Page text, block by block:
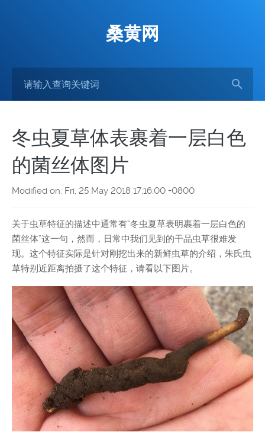
桑黄网
冬虫夏草体表裹着一层白色
的菌丝体图片
Modified on: Fri, 25 May 2018 17:16:00 +0800
关于虫草特征的描述中通常有“冬虫夏草表明裹着一层白色的
菌丝体”这一句，然而，日常中我们见到的干品虫草很难发
现。这个特征实际是针对刚挖出来的新鲜虫草的介绍，朱氏虫
草特别近距离拍摄了这个特征，请看以下图片。